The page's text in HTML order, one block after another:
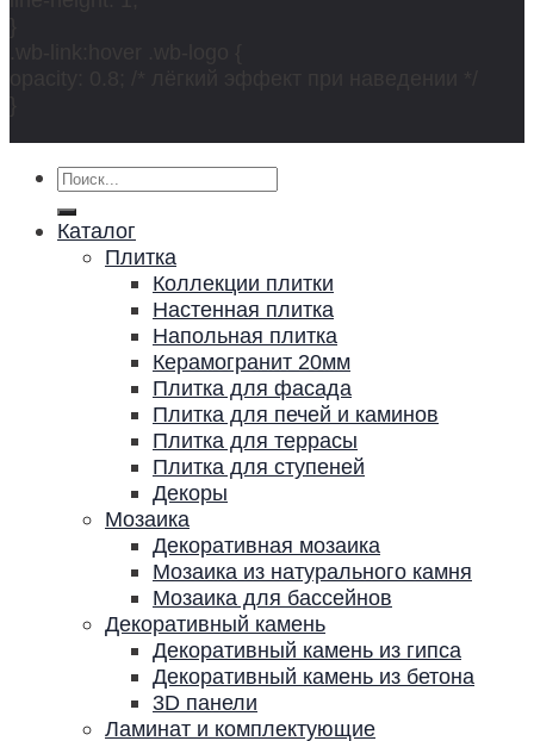
Искать:
Каталог
Плитка
Коллекции плитки
Настенная плитка
Напольная плитка
Керамогранит 20мм
Плитка для фасада
Плитка для печей и каминов
Плитка для террасы
Плитка для ступеней
Декоры
Мозаика
Декоративная мозаика
Мозаика из натурального камня
Мозаика для бассейнов
Декоративный камень
Декоративный камень из гипса
Декоративный камень из бетона
3D панели
Ламинат и комплектующие